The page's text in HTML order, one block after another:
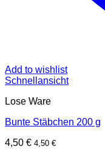
Add to wishlist
Schnellansicht
Lose Ware
Bunte Stäbchen 200 g
4,50 € 4,50 €